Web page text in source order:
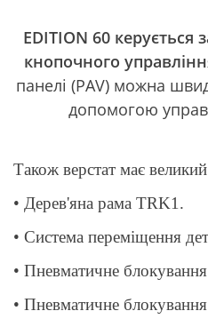
EDITION 60 керується
кнопочного
панелі (PAV) можна
допомогою
Також верстат має
• Дерев'яна рама TRK1.
• Система переміщення
• Пневматичне
• Пневматичне